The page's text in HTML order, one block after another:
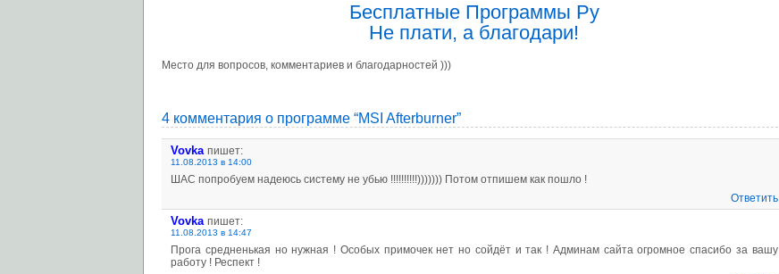
Бесплатные Программы Ру
Не плати, а благодари!
Место для вопросов, комментариев и благодарностей )))
4 комментария о программе “MSI Afterburner”
Vovka пишет:
11.08.2013 в 14:00
ШАС попробуем надеюсь систему не убью !!!!!!!!!!))))))) Потом отпишем как пошло !
Ответить
Vovka пишет:
11.08.2013 в 14:47
Прога средненькая но нужная ! Особых примочек нет но сойдёт и так ! Админам сайта огромное спасибо за вашу
работу ! Респект !